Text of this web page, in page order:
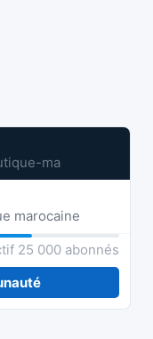
ma
marocaine
25 000 abonnés